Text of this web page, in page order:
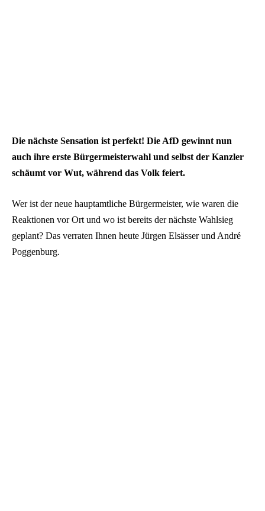
Die nächste Sensation ist perfekt! Die AfD gewinnt nun
auch ihre erste Bürgermeisterwahl und selbst der Kanzler
schäumt vor Wut, während das Volk feiert.
Wer ist der neue hauptamtliche Bürgermeister, wie waren die
Reaktionen vor Ort und wo ist bereits der nächste Wahlsieg
geplant? Das verraten Ihnen heute Jürgen Elsässer und André
Poggenburg.